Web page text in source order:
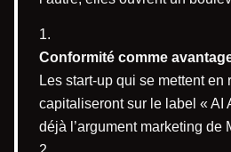
Conformité comme
Les start-up qui se mettent en
capitaliseront sur le label « AI
déjà l’argument marketing de